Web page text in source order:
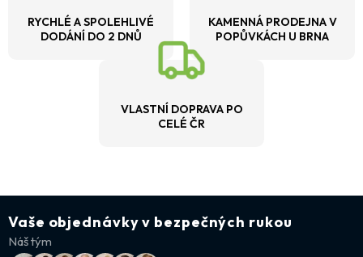
RYCHLÉ A SPOLEHLIVÉ
DODÁNÍ DO 2 DNŮ
KAMENNÁ PRODEJNA V
POPŮVKÁCH U BRNA
VLASTNÍ DOPRAVA PO
CELÉ ČR
Vaše objednávky v bezpečných rukou
Náš tým